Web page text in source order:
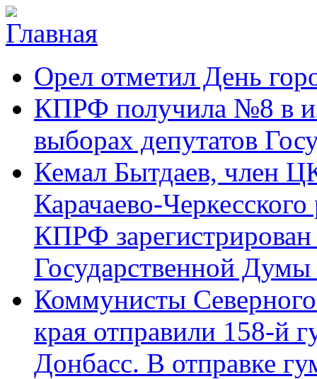
Перейти к основному содержанию
Черкесское
республиканское
отделение
Коммунистической
партии Российской
аргументы,
фактыОрел отметил День
КПРФ получила №8 в
выборах депутатов
Кемал Бытдаев, член
Карачаево-
КПРФ
Государственной
Коммунисты Северного
края отправили 158-й
Донбасс. В отправке